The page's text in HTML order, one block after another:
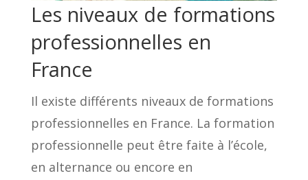
Les niveaux de formations
professionnelles en
France
Il existe différents niveaux de formations
professionnelles en France. La formation
professionnelle peut être faite à l’école,
en alternance ou encore en